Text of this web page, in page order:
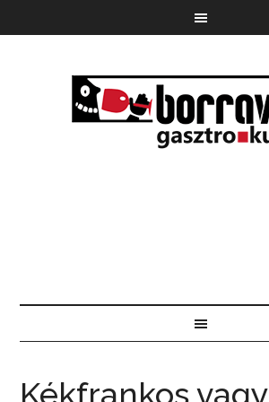
Kékfrankos vagy